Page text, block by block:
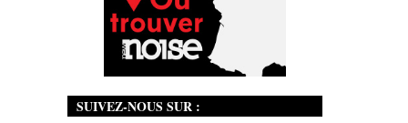
SUIVEZ-NOUS SUR :